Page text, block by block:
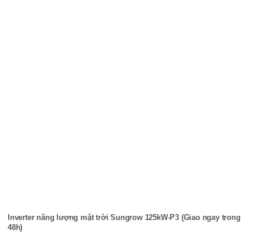
Inverter năng lượng mặt trời Sungrow 125kW-P3 (Giao ngay trong
48h)